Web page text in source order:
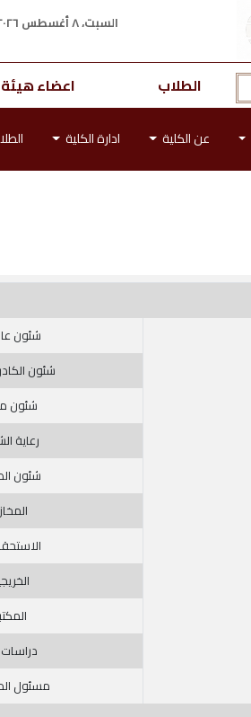
السبت، ٨ أغسطس ٢٠٢٦ م
الطلاب اعضاء
عن الكلية ادارة الكلية
شئون
شئون
شئون
رعاية
شئون
دراسات
مسئول